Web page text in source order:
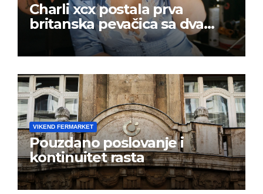
Charli xcx postala prva
britanska pevačica sa dva
albuma na prvom mestu u
istoj kalendarskoj godini
VIKEND FERMARKET
Pouzdano poslovanje i
kontinuitet rasta